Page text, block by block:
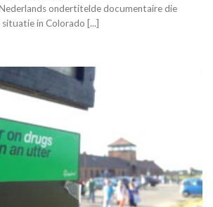
ondertitelde documentaire die
in Colorado [...]